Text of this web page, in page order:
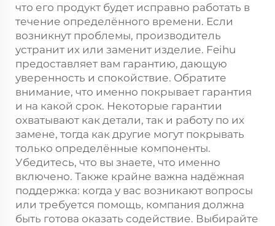
что его продукт будет исправно работать в
течение определённого времени. Если
возникнут проблемы, производитель
устранит их или заменит изделие. Feihu
предоставляет вам гарантию, дающую
уверенность и спокойствие. Обратите
внимание, что именно покрывает гарантия
и на какой срок. Некоторые гарантии
охватывают как детали, так и работу по их
замене, тогда как другие могут покрывать
только определённые компоненты.
Убедитесь, что вы знаете, что именно
включено. Также крайне важна надёжная
поддержка: когда у вас возникают вопросы
или требуется помощь, компания должна
быть готова оказать содействие. Выбирайте